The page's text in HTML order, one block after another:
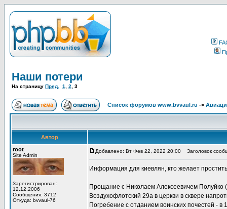
Наши потери
На страницу Пред. 1 2 3
Список форумов www.bvvaul.ru ->
Автор
root
Site Admin
Зарегистрирован:
12.12.2006
Сообщения: 3712
Откуда: bvvaul-76
Добавлено: Вт Фев 22, 2022 20:00 Заголовок
Информация для киевлян, кто желает
Прощание с Николаем Алексеевичем Полуйко
Воздухофлотский 29а в церкви в сквере
Погребение с отданием воинских почестей -